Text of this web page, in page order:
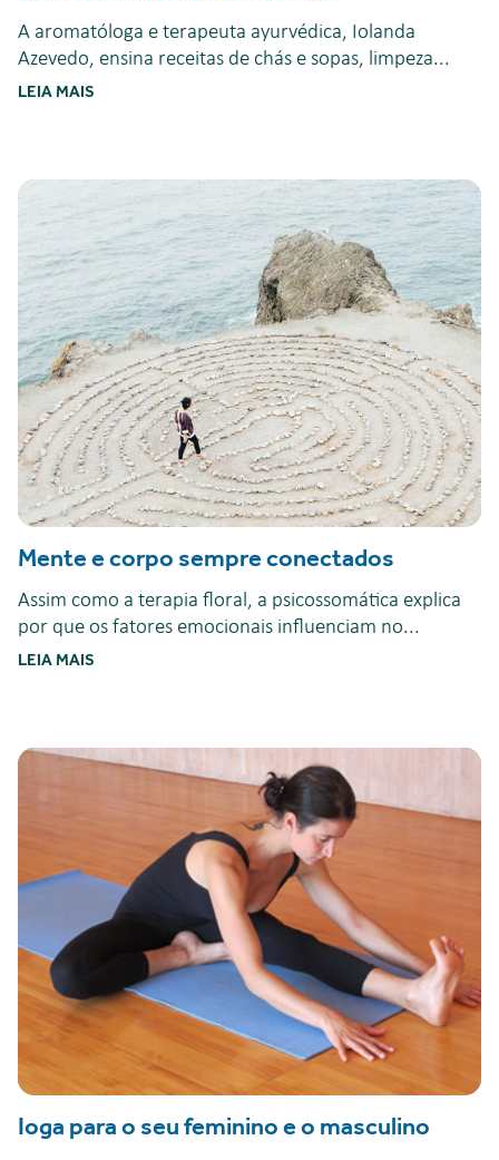
A aromatóloga e terapeuta ayurvédica, Iolanda
Azevedo, ensina receitas de chás e sopas, limpeza...
LEIA MAIS
Mente e corpo sempre conectados
Assim como a terapia floral, a psicossomática explica
por que os fatores emocionais influenciam no...
LEIA MAIS
Ioga para o seu feminino e o masculino